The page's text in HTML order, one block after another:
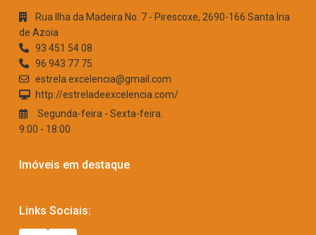
Rua Ilha da Madeira No. 7 - Pirescoxe, 2690-166 Santa Iria
de Azoia
93 451 54 08
96 943 77 75
estrela.excelencia@gmail.com
http://estreladeexcelencia.com/
Segunda-feira - Sexta-feira:
9:00 - 18:00
Imóveis em destaque
Links Sociais: